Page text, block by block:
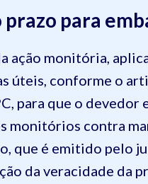
prazo para
ação monitória,
úteis, conforme o
para que o devedor
monitórios contra
que é emitido pelo
da veracidade da